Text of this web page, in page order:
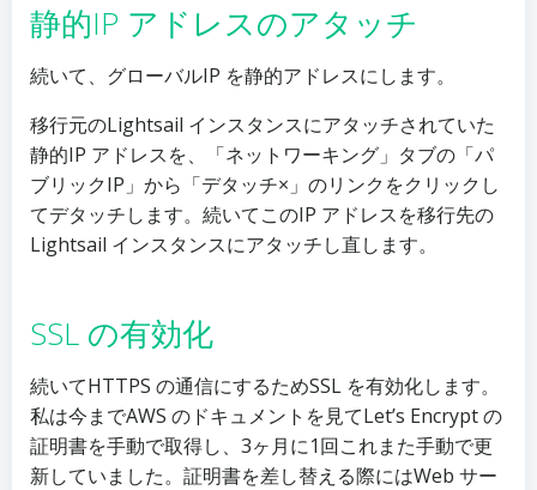
静的IP アドレスのアタッチ
続いて、グローバルIP を静的アドレスにします。
移行元のLightsail インスタンスにアタッチされていた
静的IP アドレスを、「ネットワーキング」タブの「パ
ブリックIP」から「デタッチ×」のリンクをクリックし
てデタッチします。続いてこのIP アドレスを移行先の
Lightsail インスタンスにアタッチし直します。
SSL の有効化
続いてHTTPS の通信にするためSSL を有効化します。
私は今までAWS のドキュメントを見てLet’s Encrypt の
証明書を手動で取得し、3ヶ月に1回これまた手動で更
新していました。証明書を差し替える際にはWeb サー